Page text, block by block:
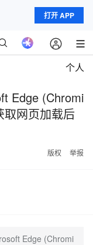
打开 APP
个人
Edge (Chromi
网页加载后
版权 举报
Edge (Chromi